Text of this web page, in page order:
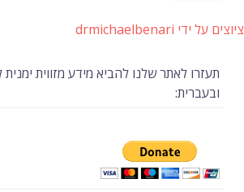
ציוצים על ידי drmichaelbenari
תעזרו לאתר שלנו להביא מידע מזווית
ובעברית: